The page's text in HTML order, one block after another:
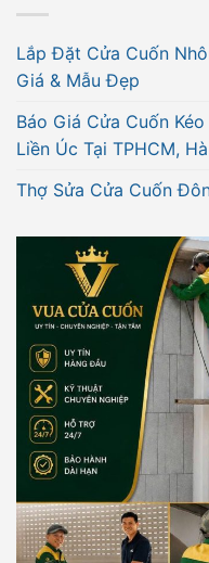
Lắp Đặt Cửa Cuốn
Giá & Mẫu Đẹp
Báo Giá Cửa Cuốn
Liền Úc Tại TPHCM,
Thợ Sửa Cửa Cuốn